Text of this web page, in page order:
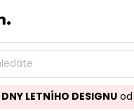
DNY LETNÍHO DESIGNU